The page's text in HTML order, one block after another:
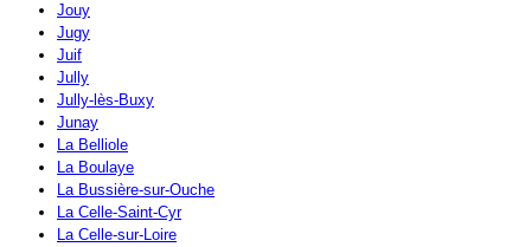
Jouy
Jugy
Juif
Jully
Jully-lès-Buxy
Junay
La Belliole
La Boulaye
La Bussière-sur-Ouche
La Celle-Saint-Cyr
La Celle-sur-Loire